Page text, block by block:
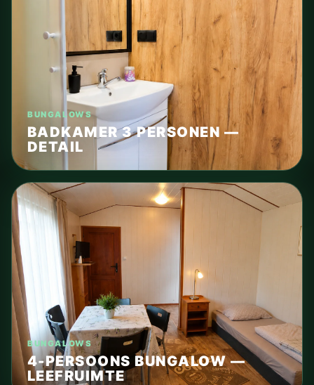
BUNGALOWS
BADKAMER 3 PERSONEN —
DETAIL
BUNGALOWS
4-PERSOONS BUNGALOW —
LEEFRUIMTE